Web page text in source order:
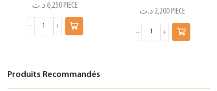
6,250 د.ت PIECE
2,200 د.ت PIECE
Produits Recommandés